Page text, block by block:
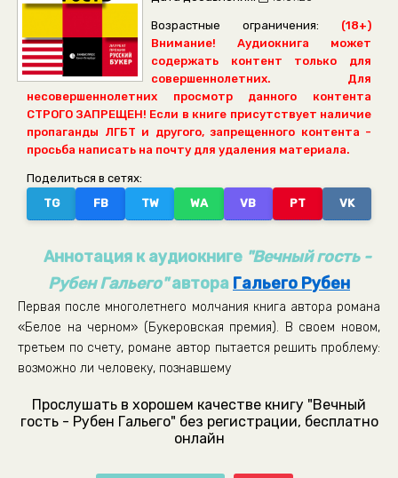
Возрастные ограничения:
(18+)
Внимание! Аудиокнига может
содержать контент только для
совершеннолетних. Для
несовершеннолетних просмотр данного контента
СТРОГО ЗАПРЕЩЕН! Если в книге присутствует наличие
пропаганды ЛГБТ и другого, запрещенного контента -
просьба написать на почту для удаления материала.
Поделиться в сетях:
TG
FB TW WA VB PT VK
Аннотация к аудиокниге "Вечный гость -
Рубен Гальего"автора Гальего Рубен
Первая после многолетнего молчания книга автора романа
«Белое на черном» (Букеровская премия). В своем новом,
третьем по счету, романе автор пытается решить проблему:
возможно ли человеку, познавшему
Прослушать в хорошем качестве книгу "Вечный
гость - Рубен Гальего" без регистрации, бесплатно
онлайн